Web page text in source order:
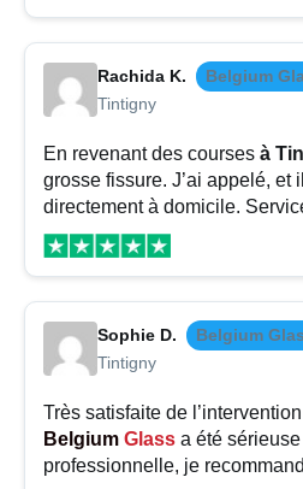
Rachida K.
Belgium
Tintigny
En revenant des courses à
grosse fissure. J’ai appelé, et
directement à domicile.
Sophie D.
Belgium
Tintigny
Très satisfaite de l’intervention
Belgium Glass a été
professionnelle, je